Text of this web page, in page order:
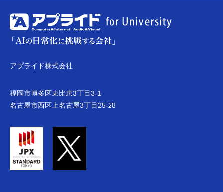
アプライド株式会社
福岡市博多区東比恵3丁目3-1
名古屋市西区上名古屋3丁目25-28